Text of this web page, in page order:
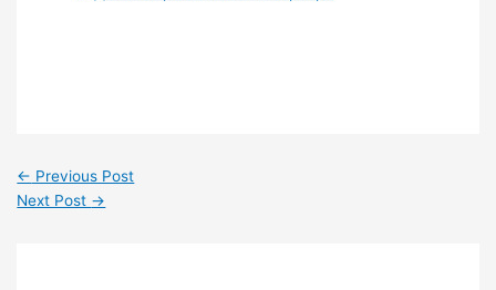
← Previous Post
Next Post →